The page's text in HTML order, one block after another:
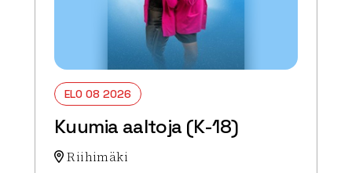
ELO 08 2026
Kuumia aaltoja (K-18)
Riihimäki